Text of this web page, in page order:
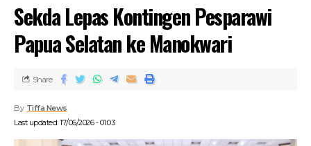
Sekda Lepas Kontingen Pesparawi
Papua Selatan ke Manokwari
Last updated: 17/06/2026 - 01:03
By Tiffa News
Share